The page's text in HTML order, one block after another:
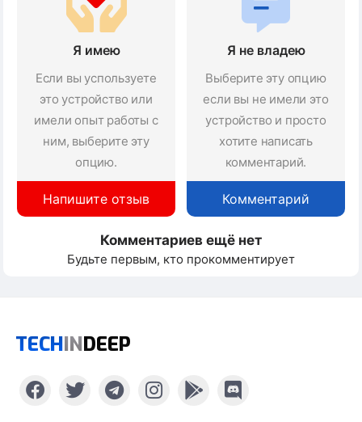
Я имею
Если вы успользуете
это устройство или
имели опыт работы с
ним, выберите эту
опцию.
Напишите отзыв
Я не владею
Выберите эту опцию
если вы не имели это
устройство и просто
хотите написать
комментарий.
Комментарий
Комментариев ещё нет
Будьте первым, кто прокомментирует
TECHINDEEP